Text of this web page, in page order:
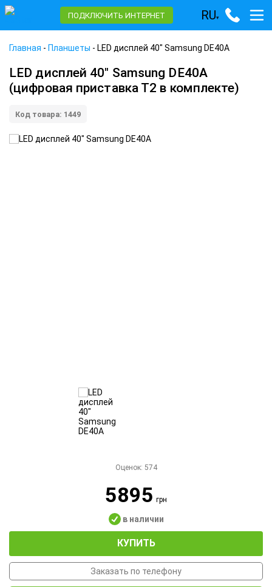
ПОДКЛЮЧИТЬ ИНТЕРНЕТ RU▾
Главная - Планшеты - LED дисплей 40" Samsung DE40A
LED дисплей 40" Samsung DE40A
(цифровая приставка Т2 в комплекте)
Код товара: 1449
Оценок: 574
5895грн
в наличии
КУПИТЬ
Заказать по телефону